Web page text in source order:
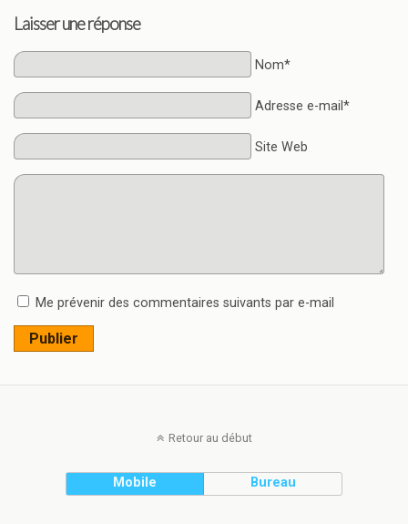
Laisser une réponse
Nom*
Adresse e-mail*
Site Web
Me prévenir des commentaires suivants par e-mail
Publier
Retour au début
Mobile Bureau